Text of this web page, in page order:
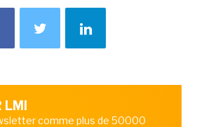
comme plus de 50000